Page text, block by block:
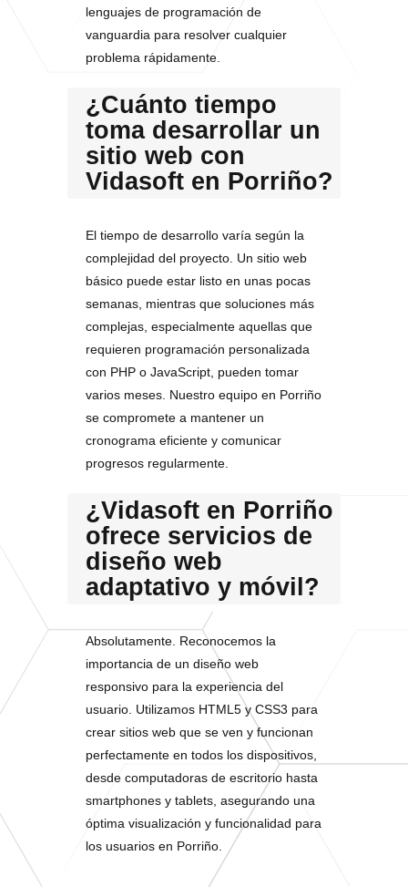
lenguajes de programación de
vanguardia para resolver cualquier
problema rápidamente.
¿Cuánto tiempo
toma desarrollar un
sitio web con
Vidasoft en Porriño?
El tiempo de desarrollo varía según la
complejidad del proyecto. Un sitio web
básico puede estar listo en unas pocas
semanas, mientras que soluciones más
complejas, especialmente aquellas que
requieren programación personalizada
con PHP o JavaScript, pueden tomar
varios meses. Nuestro equipo en Porriño
se compromete a mantener un
cronograma eficiente y comunicar
progresos regularmente.
¿Vidasoft en Porriño
ofrece servicios de
diseño web
adaptativo y móvil?
Absolutamente. Reconocemos la
importancia de un diseño web
responsivo para la experiencia del
usuario. Utilizamos HTML5 y CSS3 para
crear sitios web que se ven y funcionan
perfectamente en todos los dispositivos,
desde computadoras de escritorio hasta
smartphones y tablets, asegurando una
óptima visualización y funcionalidad para
los usuarios en Porriño.